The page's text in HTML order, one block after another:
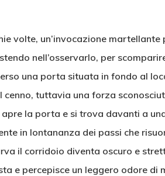
volte, un’invocazione
nell’osservarlo, per
una porta situata in fondo al
tuttavia una forza
apre la porta e si trova davanti a
in lontananza dei passi che
il corridoio diventa oscuro e
e percepisce un leggero odore